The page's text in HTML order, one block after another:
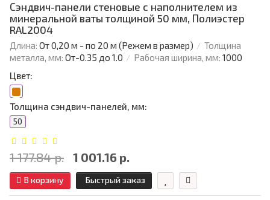
Сэндвич-панели стеновые с наполнителем из
минеральной ваты толщиной 50 мм, Полиэстер
RAL2004
Длина: От 0,20 м - по 20 м (Режем в размер)
Толщина
металла, мм: От-0.35 до 1.0 Рабочая ширина, мм: 1000
Цвет:
Толщина сэндвич-панелей, мм:
50
1 177.84 р. 1 001.16 р.
В корзину Быстрый заказ